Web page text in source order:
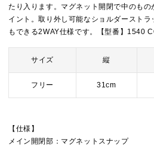
たり入ります。マグネット開閉で中のも
イント。取り外し可能なショルダースト
もできる2WAY仕様です。【型番】1540
サイズ 縦
フリー 31cm
【仕様】
メイン開閉部：マグネットスナップ